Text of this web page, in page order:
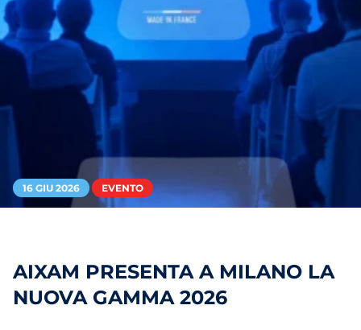
16 GIU 2026 EVENTO
AIXAM PRESENTA A MILANO LA
NUOVA GAMMA 2026